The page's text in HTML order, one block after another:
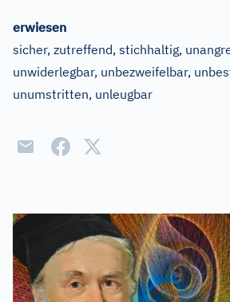
erwiesen
sicher, zutreffend, stichhaltig,
unwiderlegbar, unbezweifelbar,
unumstritten, unleugbar